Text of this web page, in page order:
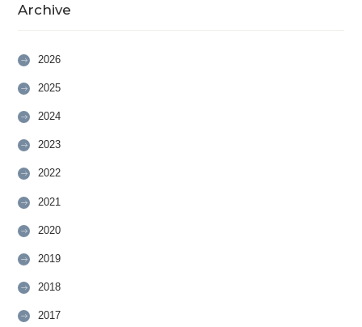
Archive
2026
2025
2024
2023
2022
2021
2020
2019
2018
2017